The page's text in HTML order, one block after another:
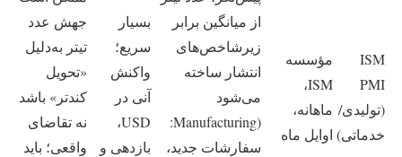
ISM
PMI
(تولیدی/
خدماتی)
مؤسسه
ISM،
ماهانه،
اوایل ماه
از میانگین برابر
زیرشاخص‌های
انتشار ساخته
می‌شود
(Manufacturing:
سفارشات جدید،
بسیار
سریع؛
واکنش
آنی در
USD،
بازدهی و
جهش عدد
تیتر به‌دلیل
«تحویل
کندتر» باشد
نه تقاضای
واقعی؛ باید